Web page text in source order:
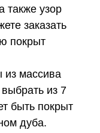
также узор
заказать
покрыт
массива
из 7
быть покрыт
дуба.